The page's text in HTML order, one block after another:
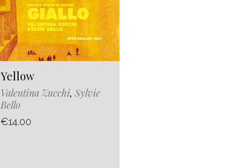
Yellow
Valentina Zucchi, Sylvie
Bello
€14.00